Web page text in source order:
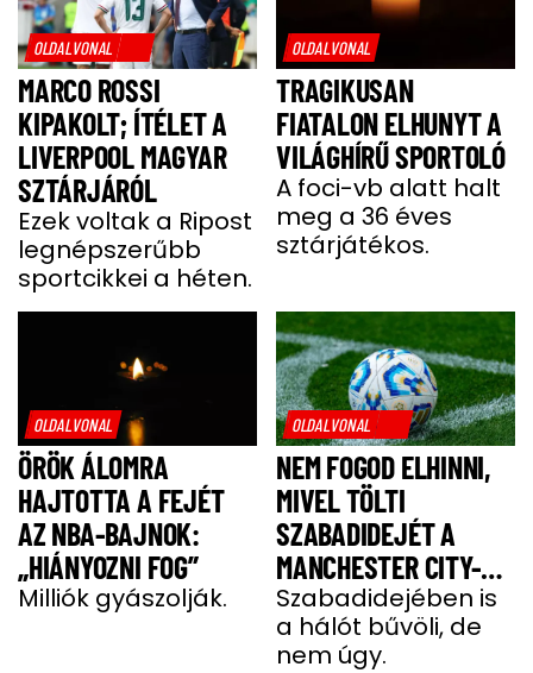
OLDALVONAL
MARCO ROSSI
KIPAKOLT; ÍTÉLET A
LIVERPOOL MAGYAR
SZTÁRJÁRÓL
Ezek voltak a Ripost
legnépszerűbb
sportcikkei a héten.
OLDALVONAL
TRAGIKUSAN
FIATALON ELHUNYT A
VILÁGHÍRŰ SPORTOLÓ
A foci-vb alatt halt
meg a 36 éves
sztárjátékos.
OLDALVONAL
ÖRÖK ÁLOMRA
HAJTOTTA A FEJÉT
AZ NBA-BAJNOK:
„HIÁNYOZNI FOG”
Milliók gyászolják.
OLDALVONAL
NEM FOGOD ELHINNI,
MIVEL TÖLTI
SZABADIDEJÉT A
MANCHESTER CITY-
SZTÁRJA
Szabadidejében is
a hálót bűvöli, de
nem úgy.